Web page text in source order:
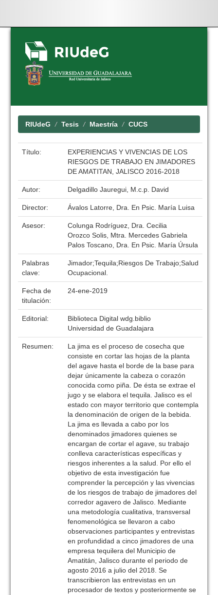
Skip
navigation
RIUdeG Tesis Maestría CUCS
Título:
EXPERIENCIAS Y VIVENCIAS DE LOS
RIESGOS DE TRABAJO EN JIMADORES
DE AMATITAN, JALISCO 2016-2018
Autor: Delgadillo Jauregui, M.c.p. David
Director: Ávalos Latorre, Dra. En Psic. María Luisa
Asesor:
Colunga Rodríguez, Dra. Cecilia
Orozco Solis, Mtra. Mercedes Gabriela
Palos Toscano, Dra. En Psic. María Úrsula
Palabras
clave:
Jimador;Tequila;Riesgos De Trabajo;Salud
Ocupacional.
Fecha de
titulación:
24-ene-2019
Editorial:
Biblioteca Digital wdg.biblio
Universidad de Guadalajara
Resumen:
La jima es el proceso de cosecha que
consiste en cortar las hojas de la planta
del agave hasta el borde de la base para
dejar únicamente la cabeza o corazón
conocida como piña. De ésta se extrae el
jugo y se elabora el tequila. Jalisco es el
estado con mayor territorio que contempla
la denominación de origen de la bebida.
La jima es llevada a cabo por los
denominados jimadores quienes se
encargan de cortar el agave, su trabajo
conlleva características específicas y
riesgos inherentes a la salud. Por ello el
objetivo de esta investigación fue
comprender la percepción y las vivencias
de los riesgos de trabajo de jimadores del
corredor agavero de Jalisco. Mediante
una metodología cualitativa, transversal
fenomenológica se llevaron a cabo
observaciones participantes y entrevistas
en profundidad a cinco jimadores de una
empresa tequilera del Municipio de
Amatitán, Jalisco durante el periodo de
agosto 2016 a julio del 2018. Se
transcribieron las entrevistas en un
procesador de textos y posteriormente se